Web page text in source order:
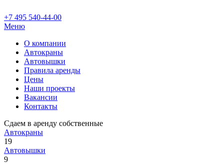
+7 495 540-44-00
Меню
О компании
Автокраны
Автовышки
Правила аренды
Цены
Наши проекты
Вакансии
Контакты
Сдаем в аренду собственные
Автокраны
19
Автовышки
9